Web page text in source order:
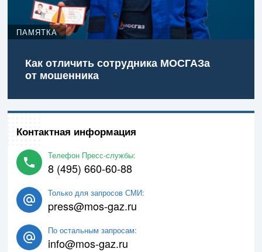
ПАМЯТКА
Как отличить сотрудника МОСГАЗа
от мошенника
Контактная информация
Телефон Пресс-службы:
8 (495) 660-60-88
Только для запросов СМИ:
press@mos-gaz.ru
По остальным запросам:
info@mos-gaz.ru